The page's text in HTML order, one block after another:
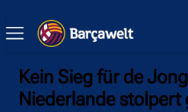
Kein Sieg für de
Niederlande stolpert